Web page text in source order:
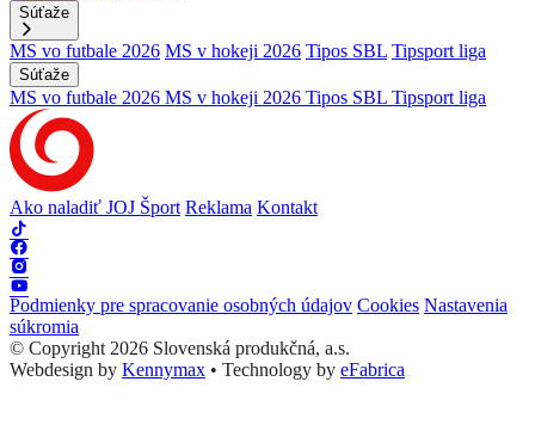
Súťaže
MS vo futbale 2026 MS v hokeji 2026 Tipos SBL Tipsport liga
Súťaže
MS vo futbale 2026 MS v hokeji 2026 Tipos SBL Tipsport liga
Ako naladiť JOJ Šport Reklama Kontakt
Podmienky pre spracovanie osobných údajov Cookies Nastavenia
súkromia
© Copyright 2026 Slovenská produkčná, a.s.
Webdesign by Kennymax • Technology by eFabrica